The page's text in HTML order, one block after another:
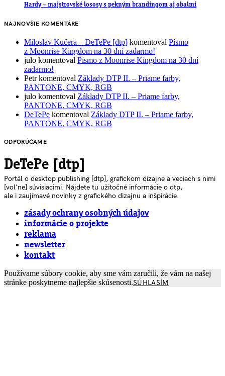
Hardy – majstrovské lososy s pekným brandingom aj obalmi
NAJNOVŠIE KOMENTÁRE
Miloslav Kučera – DeTePe [dtp] komentoval Písmo
z Moonrise Kingdom na 30 dní zadarmo!
julo komentoval Písmo z Moonrise Kingdom na 30 dní
zadarmo!
Petrkomentoval Základy DTP II. – Priame farby,
PANTONE, CMYK, RGB
julo komentoval Základy DTP II. – Priame farby,
PANTONE, CMYK, RGB
DeTePe komentoval Základy DTP II. – Priame farby,
PANTONE, CMYK, RGB
ODPORÚČAME
DeTePe [dtp]
Portál o desktop publishing [dtp], grafickom dizajne a veciach s nimi
[voľne] súvisiacimi. Nájdete tu užitočné informácie o dtp,
ale i zaujímavé novinky z grafického dizajnu a inšpirácie.
zásady ochrany osobných údajov
informácie o projekte
reklama
newsletter
kontakt
Používame súbory cookie, aby sme vám zaručili, že vám na našej
stránke poskytneme najlepšie skúsenosti.SÚHLASÍM